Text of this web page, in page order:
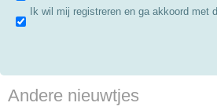
Ik wil mij registreren en ga akkoord met
Andere nieuwtjes